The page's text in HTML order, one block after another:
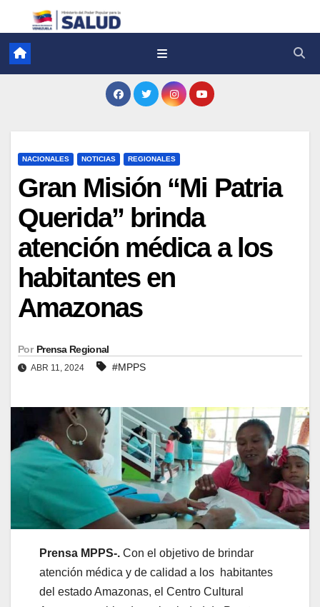
NACIONALES NOTICIAS REGIONALES
Gran Misión “Mi Patria
Querida” brinda
atención médica a los
habitantes en
Amazonas
Por Prensa Regional
ABR 11, 2024 #MPPS
Prensa MPPS-. Con el objetivo de brindar
atención médica y de calidad a los habitantes
del estado Amazonas, el Centro Cultural